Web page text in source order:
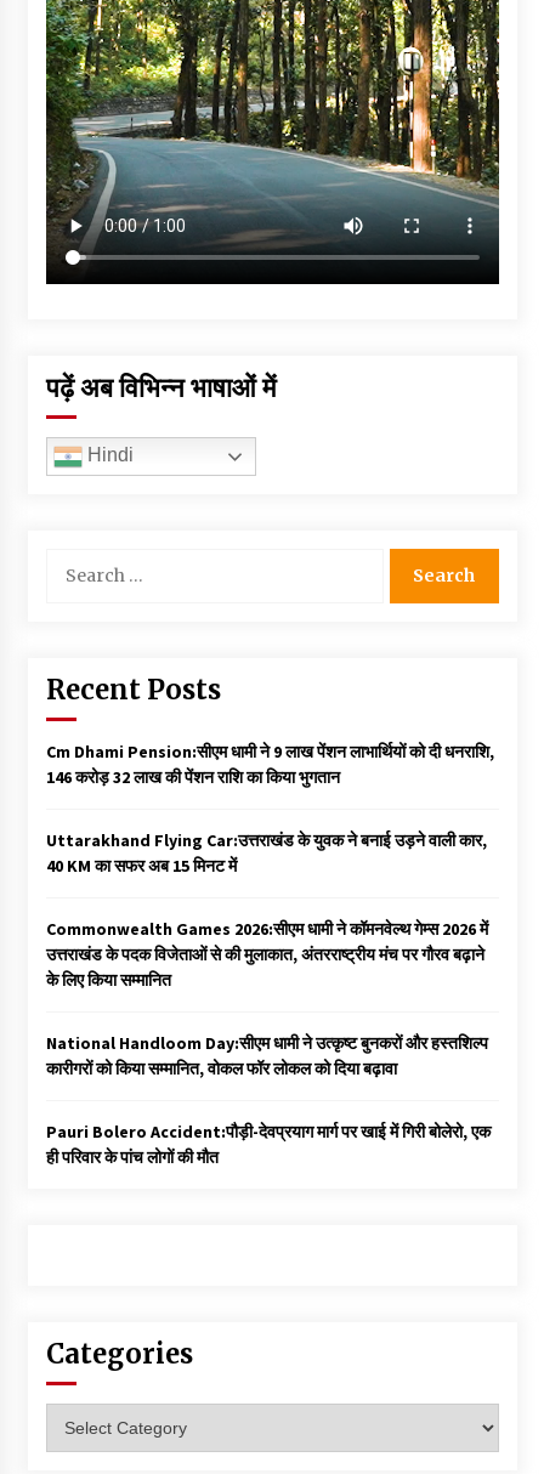
पढ़ें अब विभिन्न भाषाओं में
Hindi
for:
Recent Posts
Cm Dhami Pension:सीएम धामी ने 9 लाख पेंशन लाभार्थियों को दी धनराशि, ₹
146 करोड़ 32 लाख की पेंशन राशि का किया भुगतान
Uttarakhand Flying Car:उत्तराखंड के युवक ने बनाई उड़ने वाली कार,
40 KM का सफर अब 15 मिनट में
Commonwealth Games 2026:सीएम धामी ने कॉमनवेल्थ गेम्स 2026 में
उत्तराखंड के पदक विजेताओं से की मुलाकात, अंतरराष्ट्रीय मंच पर गौरव बढ़ाने
के लिए किया सम्मानित
National Handloom Day:सीएम धामी ने उत्कृष्ट बुनकरों और हस्तशिल्प
कारीगरों को किया सम्मानित, वोकल फॉर लोकल को दिया बढ़ावा
Pauri Bolero Accident:पौड़ी-देवप्रयाग मार्ग पर खाई में गिरी बोलेरो, एक
ही परिवार के पांच लोगों की मौत
Categories